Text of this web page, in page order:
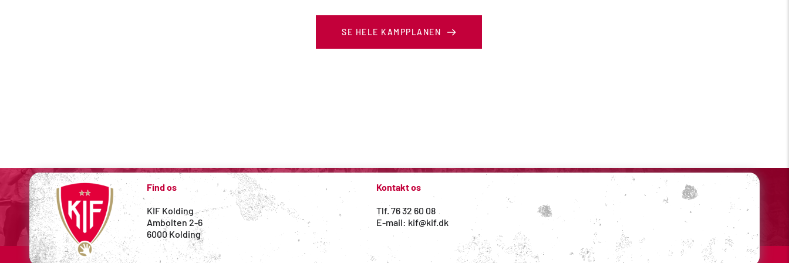
SE HELE KAMPPLANEN
Find os
KIF Kolding
Ambolten 2-6
6000 Kolding
Kontakt os
Tlf. 76 32 60 08
E-mail: kif@kif.dk
Sociale medier
Din profil
#vikæmperforkolding
WordPress hjemmeside udviklet af Magio - web med mere